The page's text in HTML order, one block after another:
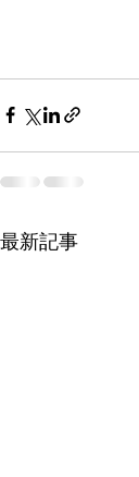
最新記事